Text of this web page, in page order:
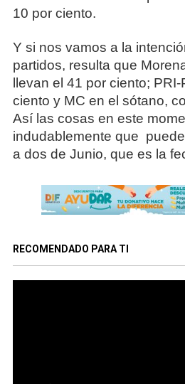
10 por ciento.
Y si nos vamos a la
partidos, resulta que
llevan el 41 por ciento;
ciento y MC en el sótano,
Así las cosas en este
indudablemente que
a dos de Junio, que es la
RECOMENDADO PARA TI